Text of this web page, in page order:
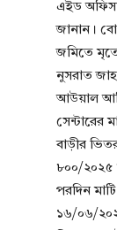
এইড
জানান।
জমিতে
নুসরাত
আউয়াল
সেন্টারের
বাড়ীর
৮০০/২০২৫
পরদিন
১৬/০৬/